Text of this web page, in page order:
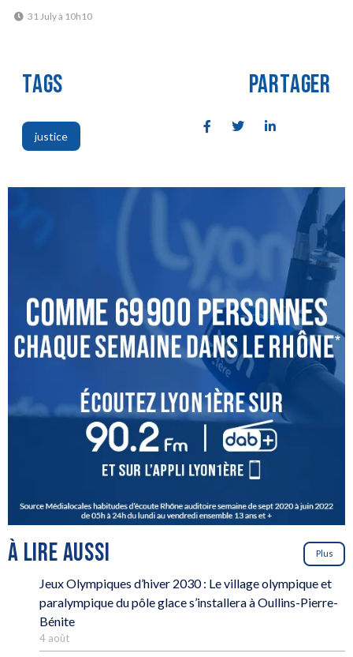
31 July à 10h10
TAGS
justice
PARTAGER
À LIRE AUSSI Plus
Jeux Olympiques d’hiver 2030 : Le village olympique et
paralympique du pôle glace s’installera à Oullins-Pierre-
Bénite
4 août